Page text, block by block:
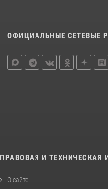
ОФИЦИАЛЬНЫЕ СЕТЕВЫЕ
ПРАВОВАЯ И ТЕХНИЧЕСКАЯ
О сайте